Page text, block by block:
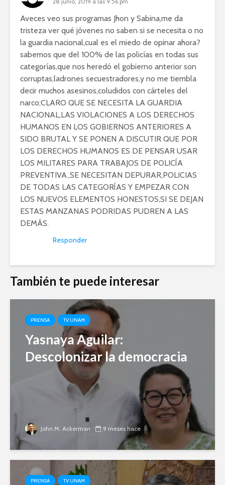
Aveces veo sus programas Jhon y Sabina,me da
tristeza ver qué jóvenes no saben si se necesita o no
la guardia nacional,cual es el miedo de opinar ahora?
sabemos que del 100% de las policías en todas sus
categorías,que nos heredó el gobierno anterior son
corruptas,ladrones secuestradores,y no me tiembla
decir muchos asesinos,coludidos con cárteles del
narco;CLARO QUE SE NECESITA LA GUARDIA
NACIONAL,LAS VIOLACIONES A LOS DERECHOS
HUMANOS EN LOS GOBIERNOS ANTERIORES A
SIDO BRUTAL Y SE PONEN A DISCUTIR QUE POR
LOS DERECHOS HUMANOS ES DE PENSAR USAR
LOS MILITARES PARA TRABAJOS DE POLICÍA
PREVENTIVA.,SE NECESITAN DEPURAR,POLICIAS
DE TODAS LAS CATEGORÍAS Y EMPEZAR CON
LOS NUEVOS ELEMENTOS HONESTOS,SI SE DEJAN
ESTAS MANZANAS PODRIDAS PUDREN A LAS
DEMÁS.
Responder
También te puede interesar
PRENSA TV UNAM
Yasnaya Aguilar:
Descolonizar la democracia
John M. Ackerman 9 meses hace
PRENSA TV UNAM